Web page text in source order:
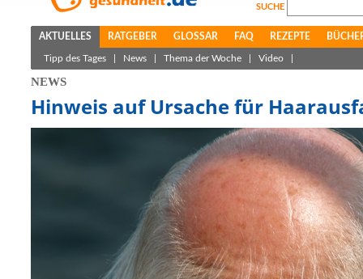
SUCHE
AKTUELLES RATGEBER GLOSSAR FAQ REZEPTE
Tipp des Tages News Thema der Woche Video
NEWS
Hinweis auf Ursache für